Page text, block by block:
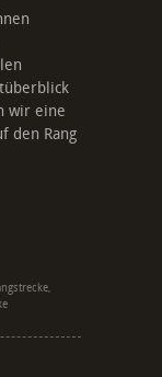
wir eine
den Rang